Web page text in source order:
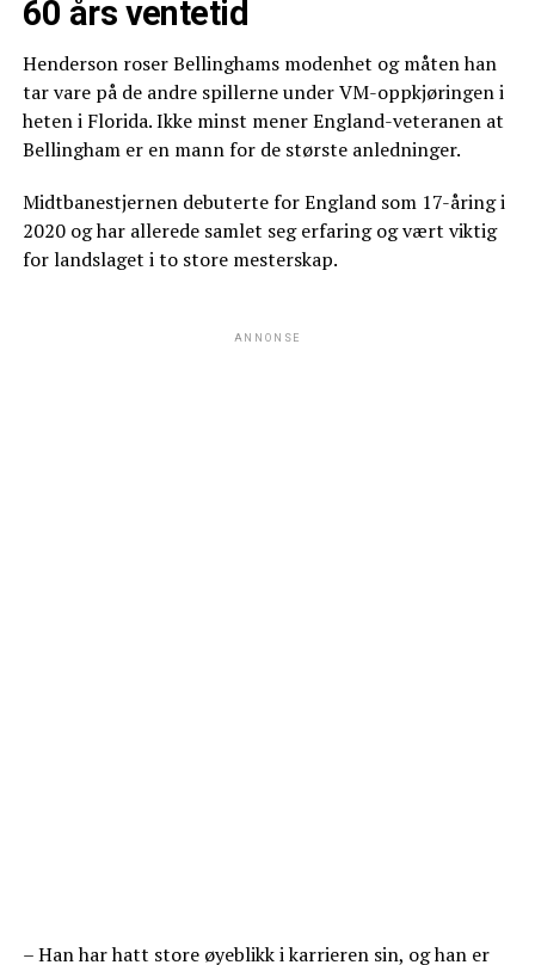
60 års ventetid
Henderson roser Bellinghams modenhet og måten han
tar vare på de andre spillerne under VM-oppkjøringen i
heten i Florida. Ikke minst mener England-veteranen at
Bellingham er en mann for de største anledninger.
Midtbanestjernen debuterte for England som 17-åring i
2020 og har allerede samlet seg erfaring og vært viktig
for landslaget i to store mesterskap.
ANNONSE
– Han har hatt store øyeblikk i karrieren sin, og han er